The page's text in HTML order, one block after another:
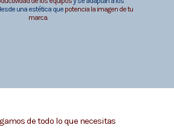
una estética que potencia la imagen de tu
marca.
de todo lo que necesitas